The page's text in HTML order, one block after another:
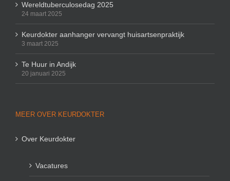
Wereldtuberculosedag 2025
24 maart 2025
Keurdokter aanhanger vervangt huisartsenpraktijk
3 maart 2025
Te Huur in Andijk
20 januari 2025
MEER OVER KEURDOKTER
Over Keurdokter
Vacatures